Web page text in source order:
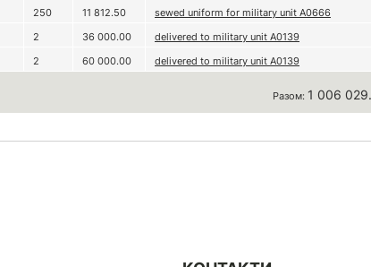
250 11 812.50
sewed uniform for military unit A0666
2 36 000.00
delivered to military unit A0139
2 60 000.00 delivered to military unit A0139
Разом: 1 006